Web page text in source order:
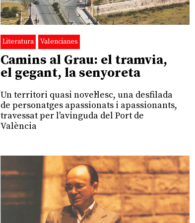
Literatura Valencianes
Camins al Grau: el tramvia,
el gegant, la senyoreta
Un territori quasi novel·lesc, una desfilada
de personatges apassionats i apassionants,
travessat per l'avinguda del Port de
València